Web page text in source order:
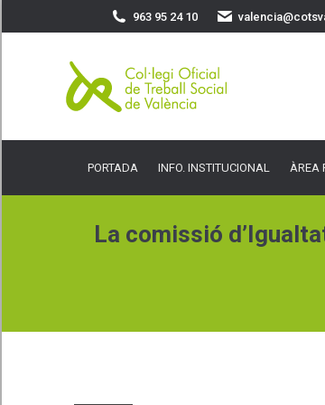
963 95 24 10
PORTADA INFO. INSTITUCIONAL ÀREA
La comissió
ÀREA